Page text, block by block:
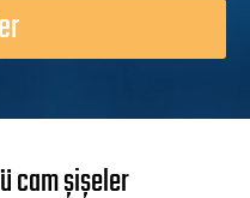
cam şişeler